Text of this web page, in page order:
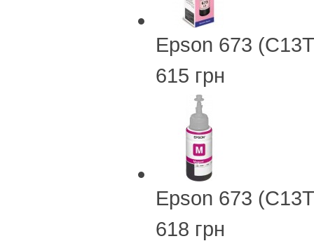
Epson 673
615 грн
Epson 673
618 грн